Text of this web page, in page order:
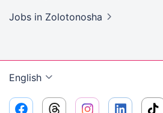
Jobs in Zolotonosha
English